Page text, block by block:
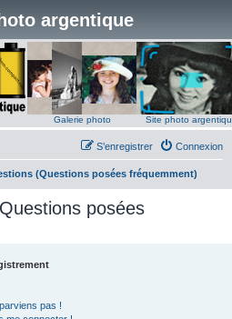
argentique
Galerie photo Site photo
Connexion
S’enregistrer
(Questions posées fréquemment)
posées
pas !